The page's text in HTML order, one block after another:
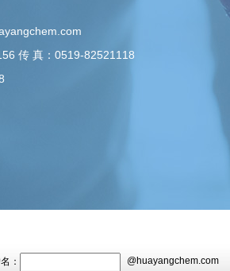
传 真：0519-82521118
： @huayangchem.com